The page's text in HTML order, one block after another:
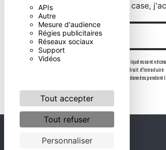
APIs
Autre
Mesure d'audience
Régies publicitaires
Réseaux sociaux
Support
Vidéos
Tout accepter
Tout refuser
Personnaliser
En cochant cette case,
** Les données personnelles communiquées sont
consentement à tout moment et du droit
être demandé. Nous conservons vos données